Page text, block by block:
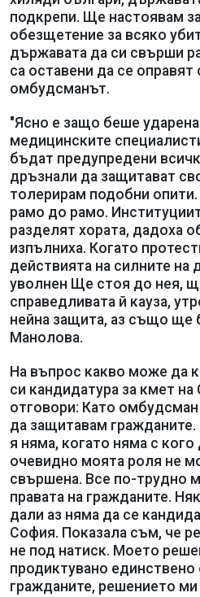
подкрепи. Ще настоявам
обезщетение за всяко
държавата да си свърши
са оставени да се
омбудсманът.
"Ясно е защо беше
медицинските
бъдат предупредени
дръзнали да защитават
толерирам подобни
рамо до рамо.
разделят хората, дадоха
изпълниха. Когато
действията на силните на
уволнен Ще стоя до нея,
справедливата й кауза,
нейна защита, аз също ще
Манолова.
На въпрос какво може да
си кандидатура за кмет
отговори: Като
да защитавам гражданите.
я няма, когато няма с кого
очевидно моята роля не
свършена. Все по-трудно
правата на гражданите.
дали аз няма да се
София. Показала съм, че
не под натиск. Моето
продиктувано единствено
гражданите, решението